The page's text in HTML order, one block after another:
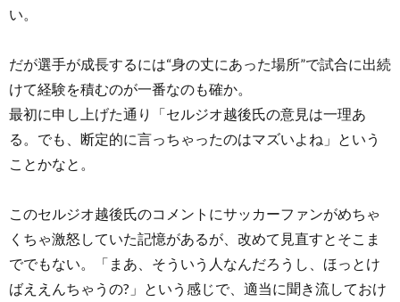
い。
だが選手が成長するには“身の丈にあった場所”で試合に出続
けて経験を積むのが一番なのも確か。
最初に申し上げた通り「セルジオ越後氏の意見は一理あ
る。でも、断定的に言っちゃったのはマズいよね」という
ことかなと。
このセルジオ越後氏のコメントにサッカーファンがめちゃ
くちゃ激怒していた記憶があるが、改めて見直すとそこま
ででもない。「まあ、そういう人なんだろうし、ほっとけ
ばええんちゃうの?」という感じで、適当に聞き流しておけ